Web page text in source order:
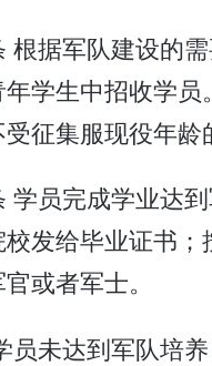
根据军队建设的
学生中招收学员
征集服现役年龄
学员完成学业达
发给毕业证书；
或者军士。
员未达到军队培